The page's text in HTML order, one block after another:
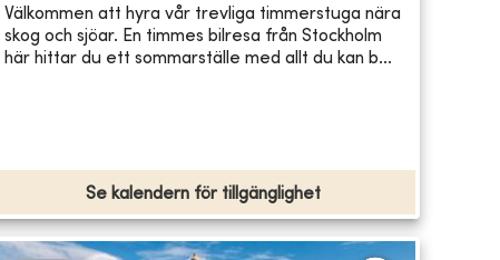
Välkommen att hyra vår trevliga timmerstuga nära
skog och sjöar. En timmes bilresa från Stockholm
här hittar du ett sommarställe med allt du kan b...
Se kalendern för tillgänglighet